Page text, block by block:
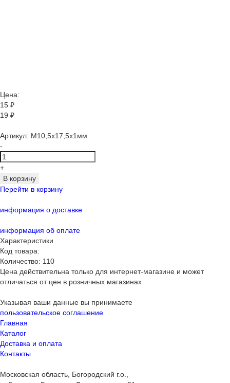
Цена:
15 ₽
19 ₽
Артикул: М10,5х17,5х1мм
-
+
В корзину
Перейти в корзину
информация о доставке
информация об оплате
Характеристики
Код товара:
Количество: 110
Цена действительна только для интернет-магазине и может
отличаться от цен в розничных магазинах
Указывая ваши данные вы принимаете
пользовательское соглашение
Главная
Каталог
Доставка и оплата
Контакты
Московская область, Богородский г.о.,